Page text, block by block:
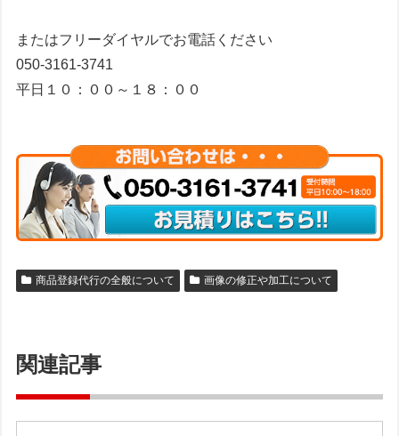
またはフリーダイヤルでお電話ください
050-3161-3741
平日１０：００～１８：００
商品登録代行の全般について 画像の修正や加工について
関連記事